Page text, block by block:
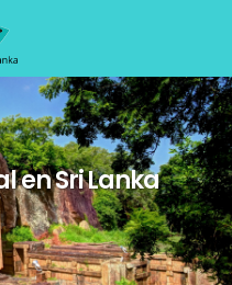
en Sri Lanka